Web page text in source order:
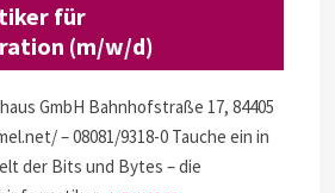
für
(m/w/d)
GmbH Bahnhofstraße 17, 84405
– 08081/9318-0 Tauche ein in
der Bits und Bytes – die